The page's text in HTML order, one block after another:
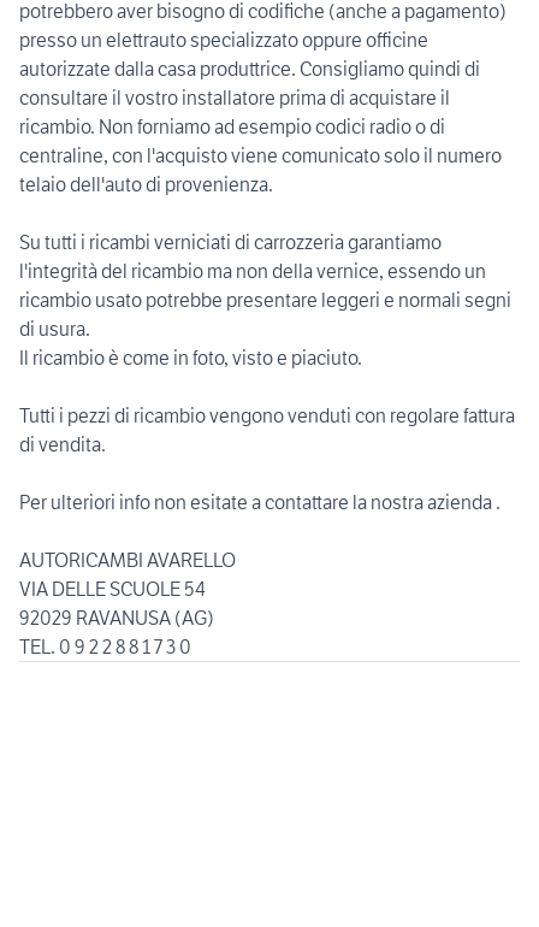
potrebbero aver bisogno di codifiche (anche a pagamento)
presso un elettrauto specializzato oppure officine
autorizzate dalla casa produttrice. Consigliamo quindi di
consultare il vostro installatore prima di acquistare il
ricambio. Non forniamo ad esempio codici radio o di
centraline, con l'acquisto viene comunicato solo il numero
telaio dell'auto di provenienza.
Su tutti i ricambi verniciati di carrozzeria garantiamo
l'integrità del ricambio ma non della vernice, essendo un
ricambio usato potrebbe presentare leggeri e normali segni
di usura.
Il ricambio è come in foto, visto e piaciuto.
Tutti i pezzi di ricambio vengono venduti con regolare fattura
di vendita.
Per ulteriori info non esitate a contattare la nostra azienda .
AUTORICAMBI AVARELLO
VIA DELLE SCUOLE 54
92029 RAVANUSA (AG)
TEL. 0 9 2 2 8 8 1 7 3 0